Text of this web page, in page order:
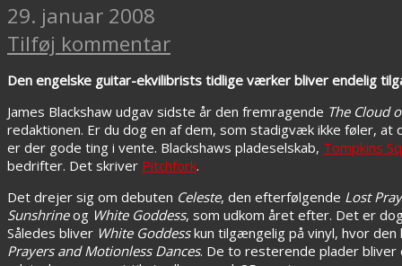
29. januar 2008
Tilføj kommentar
Den engelske guitar-ekvilibrists tidlige værker bliver endelig
James Blackshaw udgav sidste år den fremragende The Cloud
redaktionen. Er du dog en af dem, som stadigvæk ikke føler,
er der gode ting i vente. Blackshaws pladeselskab, Tompkins
bedrifter. Det skriver Pitchfork.
Det drejer sig om debuten Celeste, den efterfølgende Lost
Sunshrineog White Goddess, som udkom året efter. Det er
Således bliver White Goddesskun tilgængelig på vinyl, hvor
Prayers and Motionless Dances. De to resterende plader bliver